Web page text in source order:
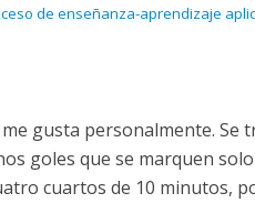
de enseñanza-aprendizaje
gusta personalmente.
goles que se marquen
cuartos de 10 minutos,